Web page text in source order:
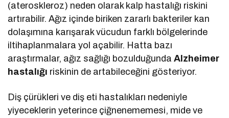
(ateroskleroz) neden olarak kalp hastalığı riskini
artırabilir. Ağız içinde biriken zararlı bakteriler kan
dolaşımına karışarak vücudun farklı bölgelerinde
iltihaplanmalara yol açabilir. Hatta bazı
araştırmalar, ağız sağlığı bozulduğundaAlzheimer
hastalığı riskinin de artabileceğini gösteriyor.
Diş çürükleri ve diş eti hastalıkları nedeniyle
yiyeceklerin yeterince çiğnenememesi, mide ve